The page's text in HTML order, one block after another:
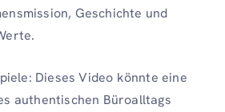
Geschichte und
Dieses Video könnte eine
authentischen Büroalltags